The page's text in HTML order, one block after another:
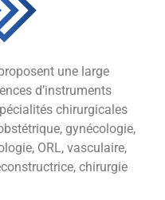
une large
d’instruments
chirurgicales
gynécologie,
ORL, vasculaire,
chirurgie